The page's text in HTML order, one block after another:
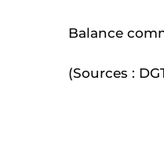
Balance
(Sources :